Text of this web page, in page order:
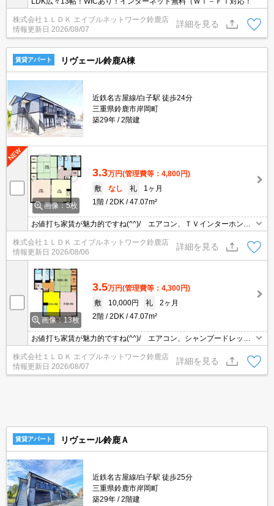
株式会社１ＬＤＫ エイブルネットワーク鈴鹿店
情報更新日 2026/08/07
詳細を見る
賃貸アパート リヴェール鈴鹿A棟
近鉄名古屋線/白子駅 徒歩24分
三重県鈴鹿市岸岡町
築29年
2階建
画像：5枚
3.3万円(管理費等：4,800円)
敷
なし 礼
1ヶ月
1階
2DK 47.07m²
お値打ち家賃が魅力的ですね(^^)/ エアコン、ＴＶインターホン、
シャンプードレッサー、シャワートイレ等設備充実の物件です(^^)/
★ お問い合わせはグリーンの看板「エイブル」まで☆
株式会社１ＬＤＫ エイブルネットワーク鈴鹿店
情報更新日 2026/08/06
詳細を見る
画像：13枚
3.5万円(管理費等：4,300円)
敷
10,000円 礼
2ヶ月
2階
2DK 47.07m²
お値打ち家賃が魅力的ですね(^^)/ エアコン、シャンプードレッサ
ー、2口コンロ付きのキッチン付きで設備充実の物件です(^^)/★ お
問い合わせはグリーンの看板「エイブル」まで☆
株式会社１ＬＤＫ エイブルネットワーク鈴鹿店
情報更新日 2026/08/07
詳細を見る
賃貸アパート リヴェール鈴鹿Ａ
近鉄名古屋線/白子駅 徒歩25分
三重県鈴鹿市岸岡町
築29年
2階建